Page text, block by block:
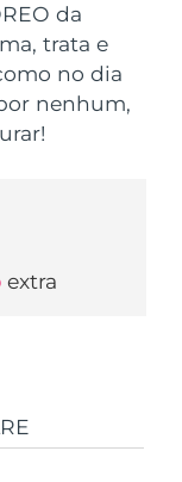
da
trata e
no dia
nenhum,
extra
prevista
prevista 8/12/26
prevista